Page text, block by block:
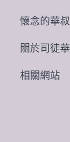
懷念的華叔
關於司徒華
相關網站